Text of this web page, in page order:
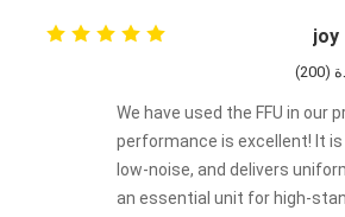
joy
We have used the FFU in our
performance is excellent! It
low-noise, and delivers
an essential unit for high-